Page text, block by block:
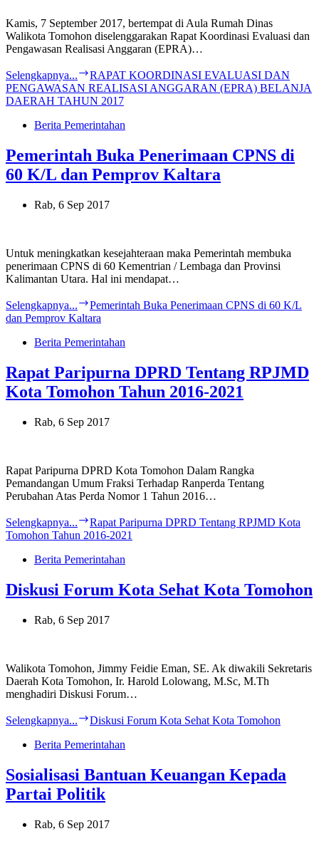
Kamis, 7 September 2017, bertempat di Aula Rumah Dinas
Walikota Tomohon diselenggarakan Rapat Koordinasi Evaluasi dan
Pengawasan Realisasi Anggaran (EPRA)…
Selengkapnya...
RAPAT KOORDINASI EVALUASI DAN
PENGAWASAN REALISASI ANGGARAN (EPRA) BELANJA
DAERAH TAHUN 2017
Berita Pemerintahan
Pemerintah Buka Penerimaan CPNS di
60 K/L dan Pemprov Kaltara
Rab, 6 Sep 2017
Untuk meningkatkan kesejahteraan maka Pemerintah membuka
penerimaan CPNS di 60 Kementrian / Lembaga dan Provinsi
Kalimantan Utara. Hal ini mendapat…
Selengkapnya...
Pemerintah Buka Penerimaan CPNS di 60 K/L
dan Pemprov Kaltara
Berita Pemerintahan
Rapat Paripurna DPRD Tentang RPJMD
Kota Tomohon Tahun 2016-2021
Rab, 6 Sep 2017
Rapat Paripurna DPRD Kota Tomohon Dalam Rangka
Pemandangan Umum Fraksi Terhadap Ranperda Tentang
Perubahan Atas Perda Nomor 1 Tahun 2016…
Selengkapnya...
Rapat Paripurna DPRD Tentang RPJMD Kota
Tomohon Tahun 2016-2021
Berita Pemerintahan
Diskusi Forum Kota Sehat Kota Tomohon
Rab, 6 Sep 2017
Walikota Tomohon, Jimmy Feidie Eman, SE. Ak diwakili Sekretaris
Daerah Kota Tomohon, Ir. Harold Lolowang, M.Sc, M.Th
menghadiri Diskusi Forum…
Selengkapnya...
Diskusi Forum Kota Sehat Kota Tomohon
Berita Pemerintahan
Sosialisasi Bantuan Keuangan Kepada
Partai Politik
Rab, 6 Sep 2017